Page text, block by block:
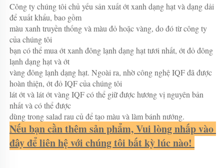
Công ty chúng tôi chủ yếu sản xuất ớt xanh dạng hạt và dạng dải
để xuất khẩu, bao gồm
màu xanh truyền thống và màu đỏ hoặc vàng, do đó từ công ty
của chúng tôi
bạn có thể mua ớt xanh đông lạnh dạng hạt tươi nhất, ớt đỏ đông
lạnh dạng hạt và ớt
vàng đông lạnh dạng hạt. Ngoài ra, nhờ công nghệ IQF đã được
hoàn thiện, ớt đỏ IQF của chúng tôi
lát ớt và lát ớt vàng IQF có thể giữ được hương vị nguyên bản
nhất và có thể được
dùng trong salad rau củ để tạo màu và làm bánh nướng.
Nếu bạn cần thêm sản phẩm, Vui lòng nhấp vào
đây để liên hệ với chúng tôi bất kỳ lúc nào!